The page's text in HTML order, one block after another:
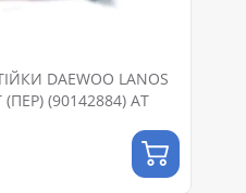
DAEWOO LANOS
(90142884) АТ